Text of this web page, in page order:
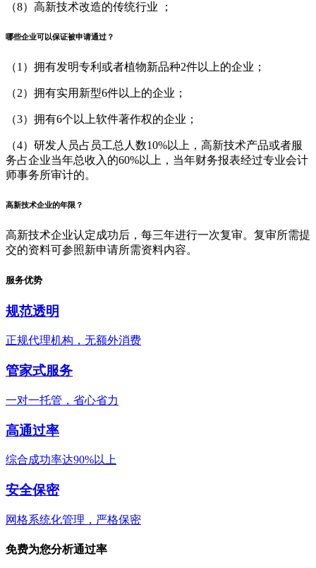
（8）高新技术改造的传统行业 ；
哪些企业可以保证被申请通过？
（1）拥有发明专利或者植物新品种2件以上的企业；
（2）拥有实用新型6件以上的企业；
（3）拥有6个以上软件著作权的企业；
（4）研发人员占员工总人数10%以上，高新技术产品或者服
务占企业当年总收入的60%以上，当年财务报表经过专业会计
师事务所审计的。
高新技术企业的年限？
高新技术企业认定成功后，每三年进行一次复审。复审所需提
交的资料可参照新申请所需资料内容。
服务优势
规范透明
正规代理机构，无额外消费
管家式服务
一对一托管，省心省力
高通过率
综合成功率达90%以上
安全保密
网格系统化管理，严格保密
免费为您分析通过率